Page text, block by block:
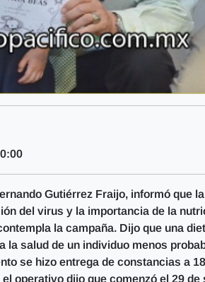
Gutiérrez Fraijo, informó que
del virus y la importancia de la
la campaña. Dijo que una
la salud de un individuo menos
se hizo entrega de constancias a
operativo dijo que comenzó el 29